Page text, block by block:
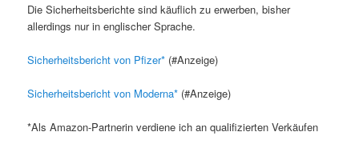
Die Sicherheitsberichte sind käuflich zu erwerben, bisher
allerdings nur in englischer Sprache.
Sicherheitsbericht von Pfizer (#Anzeige)
Sicherheitsbericht von Moderna (#Anzeige)
*Als Amazon-Partnerin verdiene ich an qualifizierten Verkäufen